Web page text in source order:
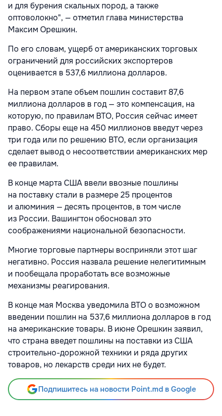
и для бурения скальных пород, а также
оптоволокно", — отметил глава министерства
Максим Орешкин.
По его словам, ущерб от американских торговых
ограничений для российских экспортеров
оценивается в 537,6 миллиона долларов.
На первом этапе объем пошлин составит 87,6
миллиона долларов в год — это компенсация, на
которую, по правилам ВТО, Россия сейчас имеет
право. Сборы еще на 450 миллионов введут через
три года или по решению ВТО, если организация
сделает вывод о несоответствии американских мер
ее правилам.
В конце марта США ввели ввозные пошлины
на поставку стали в размере 25 процентов
и алюминия — десять процентов, в том числе
из России. Вашингтон обосновал это
соображениями национальной безопасности.
Многие торговые партнеры восприняли этот шаг
негативно. Россия назвала решение нелегитимным
и пообещала проработать все возможные
механизмы реагирования.
В конце мая Москва уведомила ВТО о возможном
введении пошлин на 537,6 миллиона долларов в год
на американские товары. В июне Орешкин заявил,
что страна введет пошлины на поставки из США
строительно-дорожной техники и ряда других
товаров, но лекарств среди них не будет.
Подпишитесь на новости Point.md в Google